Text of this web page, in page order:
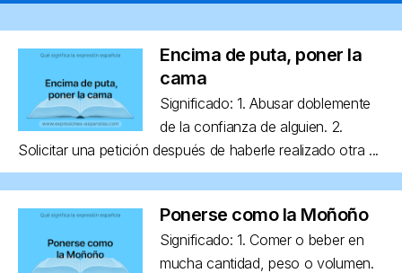
Encima de puta, poner la
cama
Significado: 1. Abusar doblemente
de la confianza de alguien. 2.
Solicitar una petición después de haberle realizado otra ...
Ponerse como la Moñoño
Significado: 1. Comer o beber en
mucha cantidad, peso o volumen.